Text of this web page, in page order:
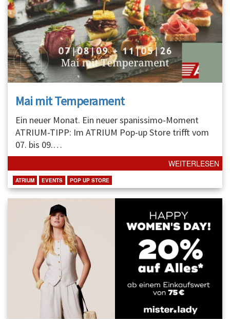
Mai mit Temperament
Ein neuer Monat. Ein neuer spanissimo-Moment
ATRIUM-TIPP: Im ATRIUM Pop-up Store trifft vom
07. bis 09.…
WEITERLESEN
ATRIUM EVENTS POP UP STORE